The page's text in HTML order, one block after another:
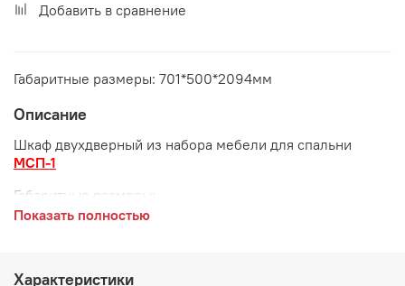
Добавить в сравнение
Габаритные размеры: 701*500*2094мм
Описание
Шкаф двухдверный из набора мебели для спальни
МСП-1
Габаритные размеры:
Показать полностью
Характеристики